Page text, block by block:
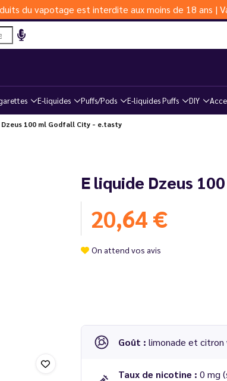
du vapotage est interdite aux moins de 18 ans |
E-liquides Puffs/Pods E-liquides Puffs DIY
Dzeus 100 ml Godfall City - e.tasty
E liquide Dzeus
20,64 €
On attend vos avis
Goût : limonade et citron
Taux de nicotine : 0 mg